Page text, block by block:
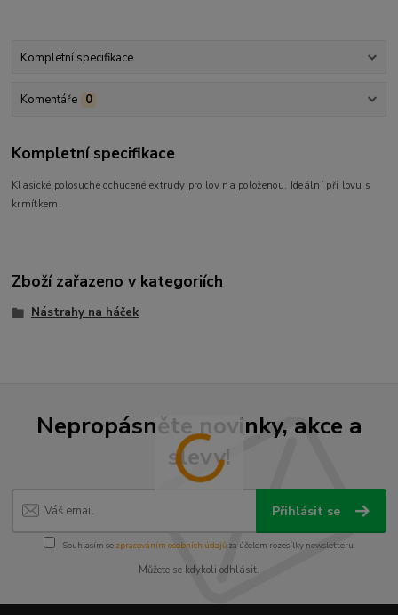
Kompletní specifikace
Komentáře 0
Kompletní specifikace
Klasické polosuché ochucené extrudy pro lov na položenou. Ideální při lovu s
krmítkem.
Zboží zařazeno v kategoriích
Nástrahy na háček
Nepropásněte novinky, akce a
slevy!
Přihlásit se
Souhlasím se zpracováním osobních údajůza účelem rozesílky newsletteru.
Můžete se kdykoli odhlásit.